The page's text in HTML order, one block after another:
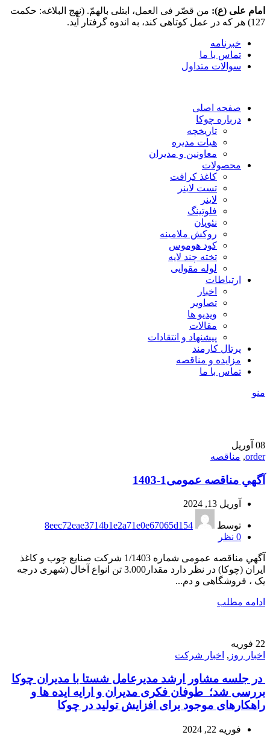
امام علی (ع): من قصّر فی العمل، ابتلی بالهمّ. (نهج البلاغه: حکمت
127) هر که در عمل کوتاهی کند، به اندوه گرفتار آید.
خبرنامه
تماس با ما
سوالات متداول
صفحه اصلی
درباره چوکا
تاریخچه
هیات مدیره
معاونین و مدیران
محصولات
کاغذ کرافت
تست لاینر
لاینر
فلوتینگ
نئوپان
روکش ملامینه
کود هوموس
تخته چند لایه
لوله مقوایی
ارتباطات
اخبار
تصاویر
ویدیو ها
مقالات
پیشنهاد و انتقادات
پرتال کارمند
مزایده و مناقصه
تماس با ما
منو
08 آوریل
order
, مناقصه
آگهي مناقصه عمومی1-1403
آوریل 13, 2024
توسط
8eec72eae3714b1e2a71e0e67065d154
0 نظر
آگهي مناقصه عمومی شماره 1/1403 شركت صنايع چوب و كاغذ
ايران (چوكا) در نظر دارد مقدار3.000 تن انواع آخال (شهری درجه
یک ، فروشگاهی و دم...
ادامه مطلب
22 فوریه
اخبار روز , اخبار شرکت
️ در جلسه مشاور ارشد مدیرعامل شستا با مدیران چوکا
بررسی شد؛ طوفان فکری مدیران و ارایه ایده ها و
راهکارهای موجود برای افزایش تولید در چوکا
فوریه 22, 2024